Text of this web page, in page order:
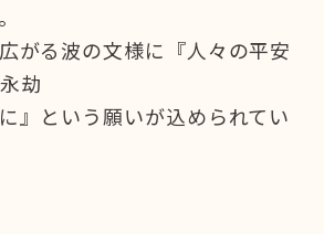
がる波の文様に『人々の平安
劫
』という願いが込められてい